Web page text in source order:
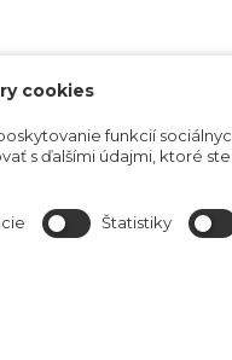
cookies
funkcií
s ďalšími údajmi, ktoré
Štatistiky